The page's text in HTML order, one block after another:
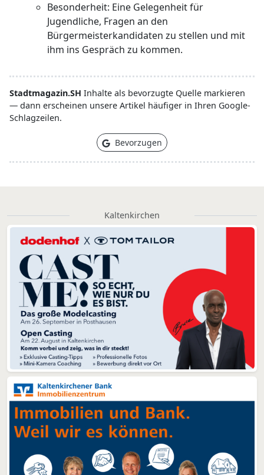
Besonderheit: Eine Gelegenheit für
Jugendliche, Fragen an den
Bürgermeisterkandidaten zu stellen und mit
ihm ins Gespräch zu kommen.
Stadtmagazin.SH Inhalte als bevorzugte Quelle markieren
— dann erscheinen unsere Artikel häufiger in Ihren Google-
Schlagzeilen.
Bevorzugen
Kaltenkirchen